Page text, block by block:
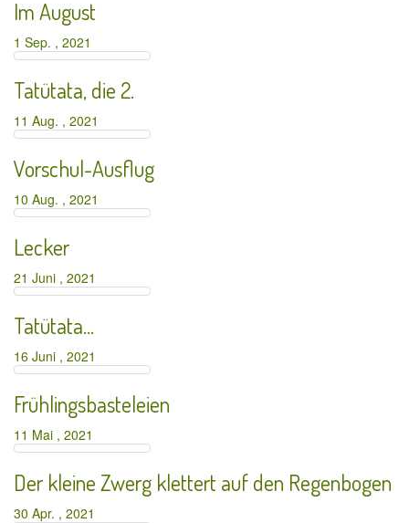
Im August
1 Sep. , 2021
Tatütata, die 2.
11 Aug. , 2021
Vorschul-Ausflug
10 Aug. , 2021
Lecker
21 Juni , 2021
Tatütata…
16 Juni , 2021
Frühlingsbasteleien
11 Mai , 2021
Der kleine Zwerg klettert auf den Regenbogen
30 Apr. , 2021